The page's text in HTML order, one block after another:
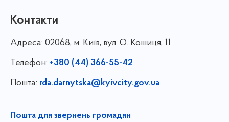
Контакти
Адреса: 02068, м. Київ, вул. О. Кошиця, 11
Телефон: +380 (44) 366-55-42
Пошта: rda.darnytska@kyivcity.gov.ua
Пошта для звернень громадян